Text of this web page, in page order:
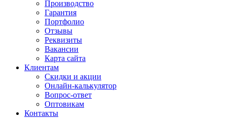
Производство
Гарантия
Портфолио
Отзывы
Реквизиты
Вакансии
Карта сайта
Клиентам
Скидки и акции
Онлайн-калькулятор
Вопрос-ответ
Оптовикам
Контакты